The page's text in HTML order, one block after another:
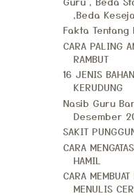
,Beda
Fakta Tentang
CARA PALING
RAMBUT
16 JENIS
KERUDUNG
Nasib Guru
Desember
SAKIT
CARA
HAMIL
CARA
MENULIS